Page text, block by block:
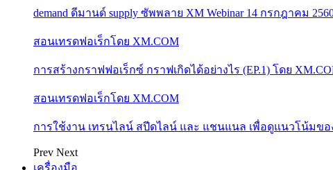
demand ดีมานด์ supply ซัพพลาย XM Webinar 14 กรกฎาคม
สอนเทรดฟอเร็กโดย XM.COM
การสร้างกราฟฟอเร็กซ์ กราฟเกิดได้อย่างไร (EP.1) โดย
สอนเทรดฟอเร็กโดย XM.COM
การใช้งาน เทรนไลน์ สปีดไลน์ และ แชนแนล เพื่อดูแนวโน้มขอ
Prev Next
เครื่องมือ